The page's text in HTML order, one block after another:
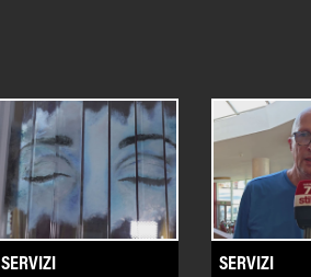
SERVIZI SERVIZI